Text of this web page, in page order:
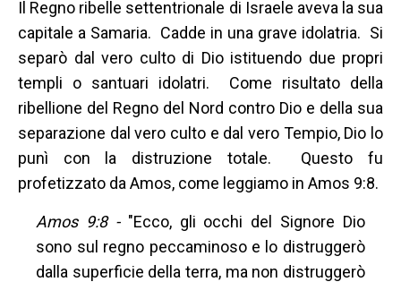
Il Regno ribelle settentrionale di Israele aveva la sua
capitale a Samaria. Cadde in una grave idolatria. Si
separò dal vero culto di Dio istituendo due propri
templi o santuari idolatri. Come risultato della
ribellione del Regno del Nord contro Dio e della sua
separazione dal vero culto e dal vero Tempio, Dio lo
punì con la distruzione totale. Questo fu
profetizzato da Amos, come leggiamo in Amos 9:8.
Amos 9:8 - "Ecco, gli occhi del Signore Dio
sono sul regno peccaminoso e lo distruggerò
dalla superficie della terra, ma non distruggerò